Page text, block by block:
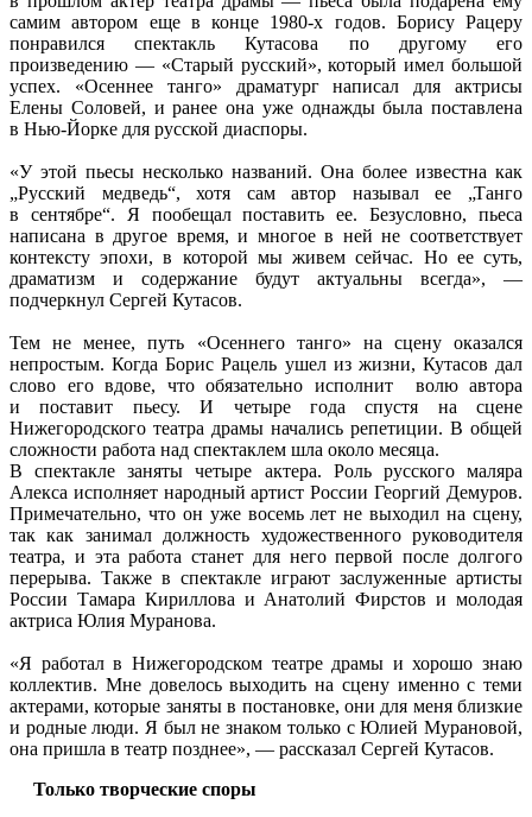
самим автором еще в конце 1980-х годов. Борису Рацеру
понравился спектакль Кутасова по другому его
произведению — «Старый русский», который имел большой
успех. «Осеннее танго» драматург написал для актрисы
Елены Соловей, и ранее она уже однажды была поставлена
в Нью-Йорке для русской диаспоры.
«У этой пьесы несколько названий. Она более известна как
„Русский медведь“, хотя сам автор называл ее „Танго
в сентябре“. Я пообещал поставить ее. Безусловно, пьеса
написана в другое время, и многое в ней не соответствует
контексту эпохи, в которой мы живем сейчас. Но ее суть,
драматизм и содержание будут актуальны всегда», —
подчеркнул Сергей Кутасов.
Тем не менее, путь «Осеннего танго» на сцену оказался
непростым. Когда Борис Рацель ушел из жизни, Кутасов дал
слово его вдове, что обязательно исполнит волю автора
и поставит пьесу. И четыре года спустя на сцене
Нижегородского театра драмы начались репетиции. В общей
сложности работа над спектаклем шла около месяца.
В спектакле заняты четыре актера. Роль русского маляра
Алекса исполняет народный артист России Георгий Демуров.
Примечательно, что он уже восемь лет не выходил на сцену,
так как занимал должность художественного руководителя
театра, и эта работа станет для него первой после долгого
перерыва. Также в спектакле играют заслуженные артисты
России Тамара Кириллова и Анатолий Фирстов и молодая
актриса Юлия Муранова.
«Я работал в Нижегородском театре драмы и хорошо знаю
коллектив. Мне довелось выходить на сцену именно с теми
актерами, которые заняты в постановке, они для меня близкие
и родные люди. Я был не знаком только с Юлией Мурановой,
она пришла в театр позднее», — рассказал Сергей Кутасов.
Только творческие споры